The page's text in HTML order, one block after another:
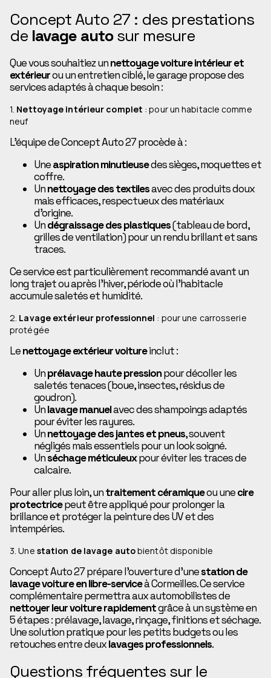
Concept Auto 27 : des prestations
de lavage autosur mesure
Que vous souhaitiez unnettoyage voiture intérieur et
extérieurou un entretien ciblé, le garage propose des
services adaptés à chaque besoin :
1. Nettoyage intérieur complet : pour un habitacle comme
neuf
L’équipe de Concept Auto 27 procède à :
Uneaspiration minutieusedes sièges, moquettes et
coffre.
Unnettoyage des textilesavec des produits doux
mais efficaces, respectueux des matériaux
d’origine.
Undégraissage des plastiques(tableau de bord,
grilles de ventilation) pour un rendu brillant et sans
traces.
Ce service est particulièrement recommandé avant un
long trajet ou après l’hiver, période où l’habitacle
accumule saletés et humidité.
2. Lavage extérieur professionnel : pour une carrosserie
protégée
Lenettoyage extérieur voitureinclut :
Unprélavage haute pressionpour décoller les
saletés tenaces (boue, insectes, résidus de
goudron).
Unlavage manuelavec des shampoings adaptés
pour éviter les rayures.
Unnettoyage des jantes et pneus, souvent
négligés mais essentiels pour un look soigné.
Unséchage méticuleuxpour éviter les traces de
calcaire.
Pour aller plus loin, untraitement céramiqueou unecire
protectricepeut être appliqué pour prolonger la
brillance et protéger la peinture des UV et des
intempéries.
3. Une station de lavage autobientôt disponible
Concept Auto 27 prépare l’ouverture d’unestation de
lavage voiture en libre-serviceà Cormeilles. Ce service
complémentaire permettra aux automobilistes de
nettoyer leur voiture rapidementgrâce à un système en
5 étapes : prélavage, lavage, rinçage, finitions et séchage.
Une solution pratique pour les petits budgets ou les
retouches entre deuxlavages professionnels.
Questions fréquentes sur le